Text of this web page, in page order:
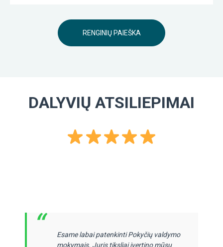
RENGINIŲ PAIEŠKA
DALYVIŲ ATSILIEPIMAI
“
Esame labai patenkinti Pokyčių valdymo
mokymais. Juris tiksliai įvertino mūsų